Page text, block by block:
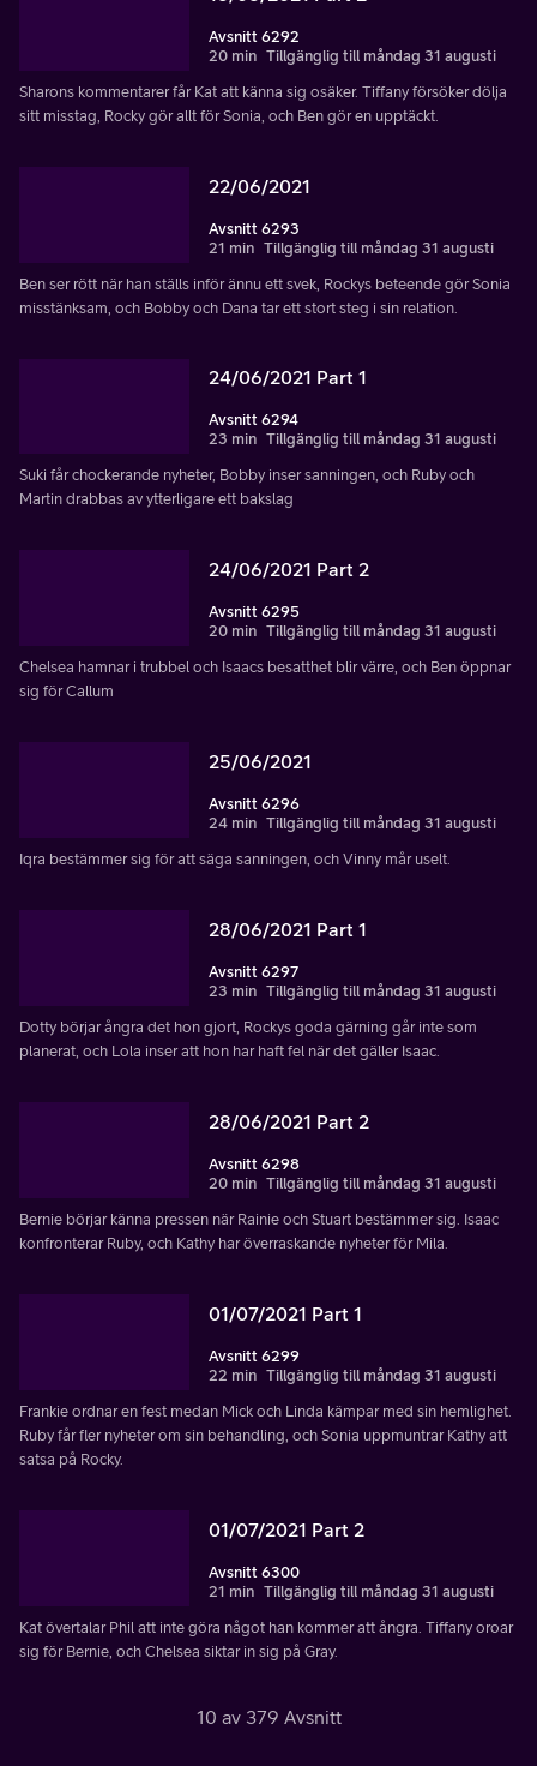
Avsnitt 6292
20 min Tillgänglig till måndag 31 augusti
Sharons kommentarer får Kat att känna sig osäker. Tiffany försöker dölja
sitt misstag, Rocky gör allt för Sonia, och Ben gör en upptäckt.
22/06/2021
Avsnitt 6293
21 min Tillgänglig till måndag 31 augusti
Ben ser rött när han ställs inför ännu ett svek, Rockys beteende gör Sonia
misstänksam, och Bobby och Dana tar ett stort steg i sin relation.
24/06/2021 Part 1
Avsnitt 6294
23 min Tillgänglig till måndag 31 augusti
Suki får chockerande nyheter, Bobby inser sanningen, och Ruby och
Martin drabbas av ytterligare ett bakslag
24/06/2021 Part 2
Avsnitt 6295
20 min Tillgänglig till måndag 31 augusti
Chelsea hamnar i trubbel och Isaacs besatthet blir värre, och Ben öppnar
sig för Callum
25/06/2021
Avsnitt 6296
24 min Tillgänglig till måndag 31 augusti
Iqra bestämmer sig för att säga sanningen, och Vinny mår uselt.
28/06/2021 Part 1
Avsnitt 6297
23 min Tillgänglig till måndag 31 augusti
Dotty börjar ångra det hon gjort, Rockys goda gärning går inte som
planerat, och Lola inser att hon har haft fel när det gäller Isaac.
28/06/2021 Part 2
Avsnitt 6298
20 min Tillgänglig till måndag 31 augusti
Bernie börjar känna pressen när Rainie och Stuart bestämmer sig. Isaac
konfronterar Ruby, och Kathy har överraskande nyheter för Mila.
01/07/2021 Part 1
Avsnitt 6299
22 min Tillgänglig till måndag 31 augusti
Frankie ordnar en fest medan Mick och Linda kämpar med sin hemlighet.
Ruby får fler nyheter om sin behandling, och Sonia uppmuntrar Kathy att
satsa på Rocky.
01/07/2021 Part 2
Avsnitt 6300
21 min Tillgänglig till måndag 31 augusti
Kat övertalar Phil att inte göra något han kommer att ångra. Tiffany oroar
sig för Bernie, och Chelsea siktar in sig på Gray.
10 av 379 Avsnitt